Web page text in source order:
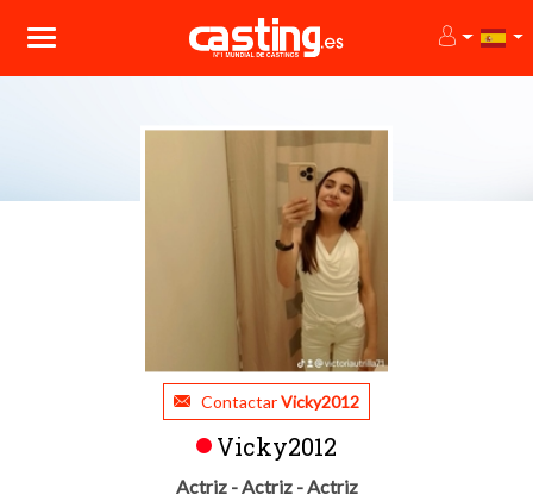
ContactarVicky2012
Vicky2012
Actriz - Actriz - Actriz